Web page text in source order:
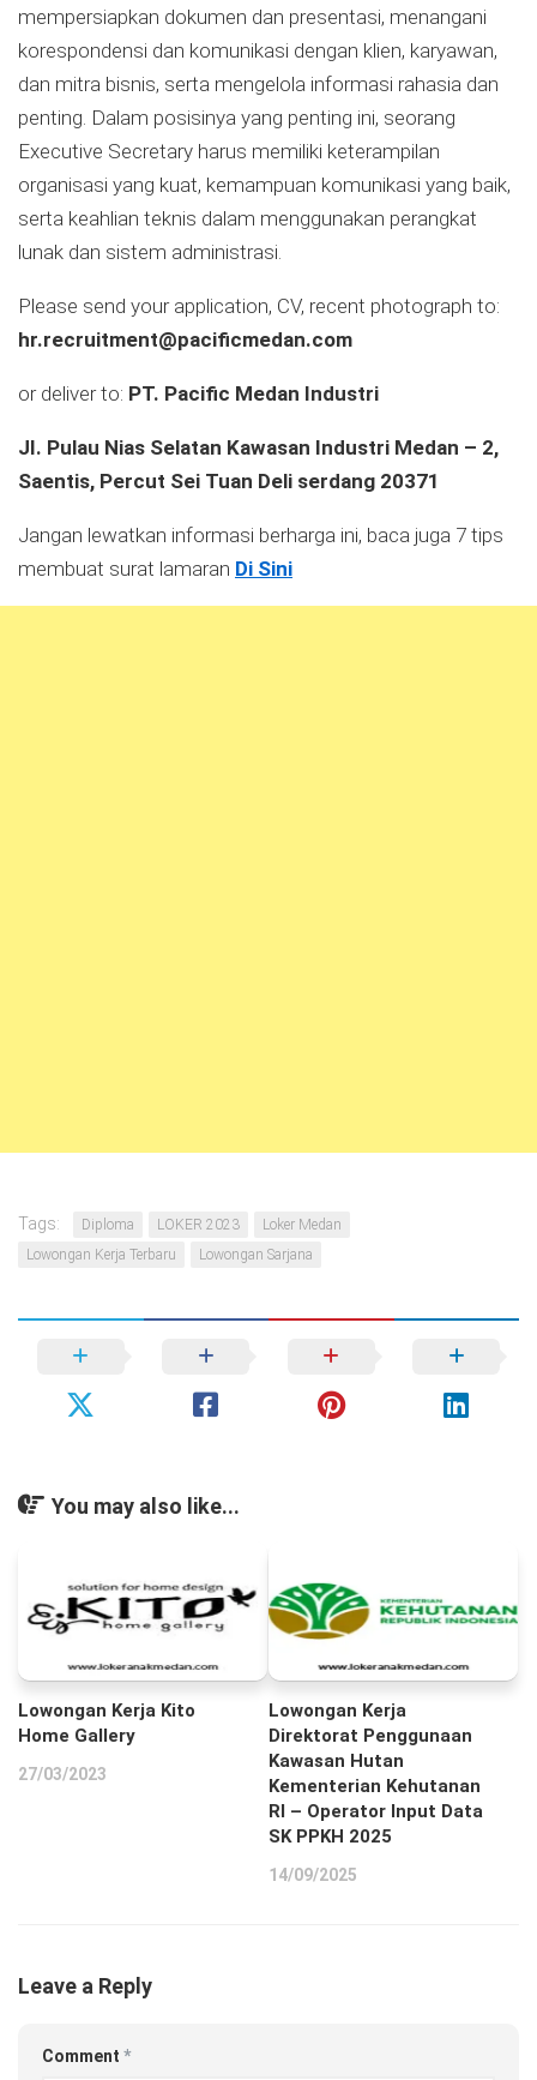
mempersiapkan dokumen dan presentasi, menangani
korespondensi dan komunikasi dengan klien, karyawan,
dan mitra bisnis, serta mengelola informasi rahasia dan
penting. Dalam posisinya yang penting ini, seorang
Executive Secretary harus memiliki keterampilan
organisasi yang kuat, kemampuan komunikasi yang baik,
serta keahlian teknis dalam menggunakan perangkat
lunak dan sistem administrasi.
Please send your application, CV, recent photograph to:
hr.recruitment@pacificmedan.com
or deliver to: PT. Pacific Medan Industri
JI. Pulau Nias Selatan Kawasan Industri Medan – 2,
Saentis, Percut Sei Tuan Deli serdang 20371
Jangan lewatkan informasi berharga ini, baca juga 7 tips
membuat surat lamaran Di Sini
Tags: Diploma LOKER 2023
Loker Medan
Lowongan Kerja Terbaru
Lowongan Sarjana
You may also like...
Lowongan Kerja Kito
Home Gallery
27/03/2023
Lowongan Kerja
Direktorat Penggunaan
Kawasan Hutan
Kementerian Kehutanan
RI – Operator Input Data
SK PPKH 2025
14/09/2025
Leave a Reply
Comment *